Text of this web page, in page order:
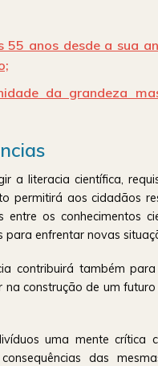
anos desde a sua
da grandeza
a literacia científica,
permitirá aos cidadãos
os conhecimentos
enfrentar novas
contribuirá também
construção de um
uma mente crítica
das